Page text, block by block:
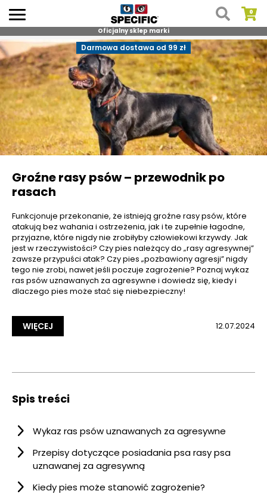
Skip
to
content
Oficjalny sklep marki
Darmowa dostawa od 99 zł
Groźne rasy psów – przewodnik po
rasach
Funkcjonuje przekonanie, że istnieją groźne rasy psów, które
atakują bez wahania i ostrzeżenia, jak i te zupełnie łagodne,
przyjazne, które nigdy nie zrobiłyby człowiekowi krzywdy. Jak
jest w rzeczywistości? Czy pies należący do „rasy agresywnej”
zawsze przypuści atak? Czy pies „pozbawiony agresji” nigdy
tego nie zrobi, nawet jeśli poczuje zagrożenie? Poznaj wykaz
ras psów uznawanych za agresywne i dowiedz się, kiedy i
dlaczego pies może stać się niebezpieczny!
WIĘCEJ 12.07.2024
Spis treści
Wykaz ras psów uznawanych za agresywne
Przepisy dotyczące posiadania psa rasy psa
uznawanej za agresywną
Kiedy pies może stanowić zagrożenie?